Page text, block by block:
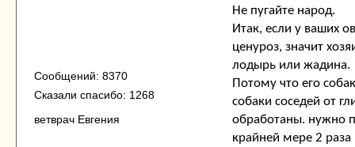
Сообщений: 8370
Сказали спасибо: 1268
ветврач Евгения
Не пугайте народ.
Итак, если у ваших
ценуроз, значит
лодырь или жадина.
Потому что его
собаки соседей от
обработаны. нужно
крайней мере 2 раза